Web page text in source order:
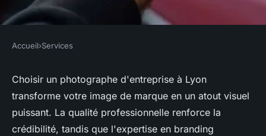
Pourquoi choisir un
photographe entreprise Lyon
pour valoriser votre image ?
Accueil›Services
Choisir un photographe d'entreprise à Lyon
transforme votre image de marque en un atout visuel
puissant. La qualité professionnelle renforce la
crédibilité, tandis que l'expertise en branding